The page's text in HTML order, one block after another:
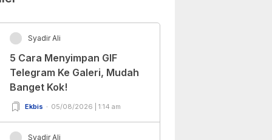
Syadir Ali
5 Cara Menyimpan GIF
Telegram Ke Galeri, Mudah
Banget Kok!
Ekbis 05/08/2026 | 1:14 am
Syadir Ali